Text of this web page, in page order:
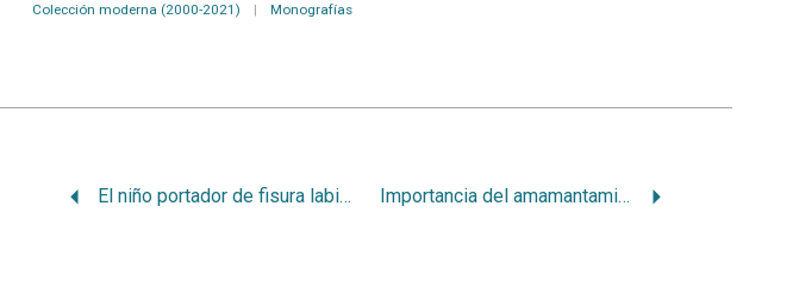
Colección moderna (2000-2021) | Monografías
El niño portador de fisura labio-alveolo-palatina: su enfoque multidisciplinario Importancia del amamantamiento en el desarrollo bucomaxilofacial